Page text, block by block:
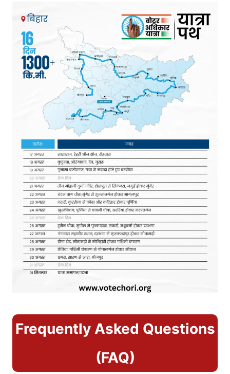
Frequently Asked Questions
(FAQ)